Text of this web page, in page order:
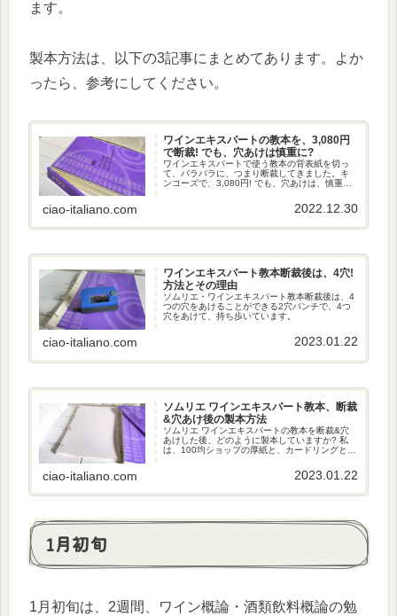
ます。
製本方法は、以下の3記事にまとめてあります。よか
ったら、参考にしてください。
ワインエキスパートの教本を、3,080円
で断裁! でも、穴あけは慎重に?
ワインエキスパートで使う教本の背表紙を切っ
て、バラバラに、つまり断裁してきました。キ
ンコーズで、3,080円! でも、穴あけは、慎重に
ciao-italiano.com 2022.12.30
ワインエキスパート教本断裁後は、4穴!
方法とその理由
ソムリエ・ワインエキスパート教本断裁後は、4
つの穴をあけることができる2穴パンチで、4つ
穴をあけて、持ち歩いています。
ciao-italiano.com 2023.01.22
ソムリエ ワインエキスパート教本、断裁
&穴あけ後の製本方法
ソムリエ ワインエキスパートの教本を断裁&穴
あけした後、どのように製本していますか? 私
は、100均ショップの厚紙と、カードリングと、
ciao-italiano.com 2023.01.22
1月初旬
1月初旬は、2週間、ワイン概論・酒類飲料概論の勉